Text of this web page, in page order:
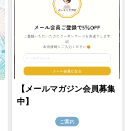
【メールマガジン会員募集
中】
ご案内